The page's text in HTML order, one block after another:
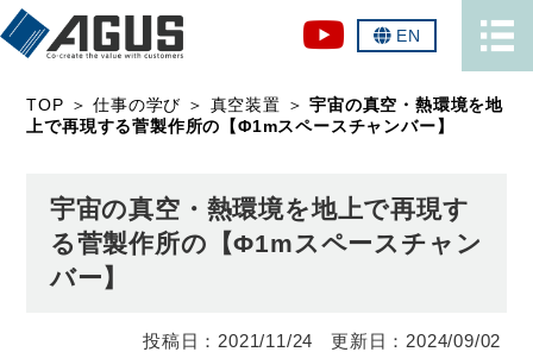
EN
TOP ＞仕事の学び ＞ 真空装置 ＞宇宙の真空・熱環境を地
上で再現する菅製作所の【Φ1mスペースチャンバー】
宇宙の真空・熱環境を地上で再現す
る菅製作所の【Φ1mスペースチャン
バー】
2021/11/24 2024/09/02